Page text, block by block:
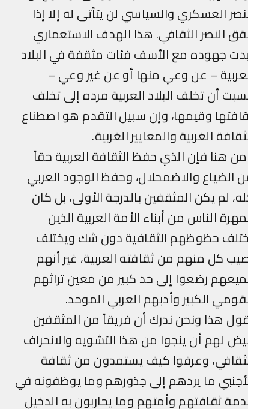
العسكري والسياسي لن يتأتى له إلا إذا
النصر الثقافي. هذا الهدف الاستعماري
جهوده مع الأسف فئات مثقفة في البلاد
– عن وعي منها أو عن غير وعي –
أن تخلف البلاد العربية مرده إلى تخلف
وقيمها، وإن سبيل التقدم هو اصطناع
الغربية والمعايير الغربية.
هنا فإن الذي حفظ الثقافة العربية حقاً
الضياع والاضمحلال، وحفظ الوجود العربي
لم يكن المثقفين بالدرجة الأولى، بل كان
الناس من أبناء الأمة العربية الذين
حظوظهم الثقافية دون شك ويختلف
كل منهم من ثقافته العربية، غير أنهم
رضعوا إلى حد كبير من معين تراثهم
الكبير وأدبهم العربي الموحد.
هذا ونحن ندرك أن فريقاً من المثقفين
لهم أن ينجوا من هذا التشويه والانحراف
وعرفوا كيف يستمدون من ثقافة
ما يردهم إلى جذورهم وما يوظفونه في
ثقافتهم وأمتهم وما يحاربون به الدخيل